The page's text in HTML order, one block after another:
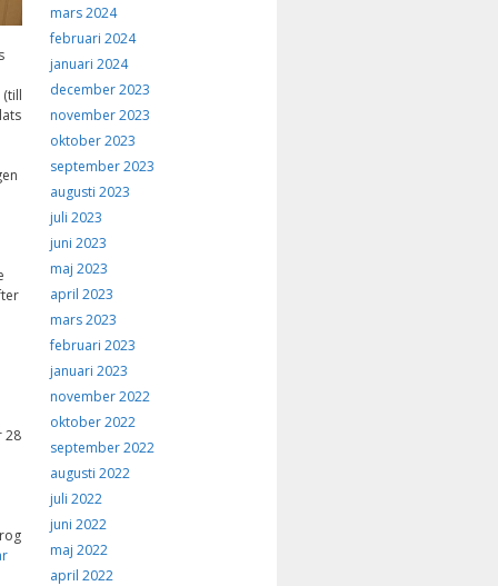
28
mars 2024
februari 2024
januari 2024
december 2023
november 2023
oktober 2023
september 2023
augusti 2023
juli 2023
juni 2023
maj 2023
april 2023
mars 2023
februari 2023
januari 2023
november 2022
oktober 2022
september 2022
augusti 2022
juli 2022
juni 2022
maj 2022
april 2022